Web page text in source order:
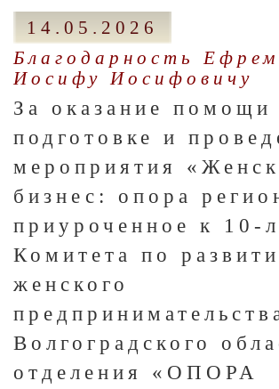
14.05.2026
Благодарность
Иосифу Иосифовичу
За оказание помощи
подготовке и
мероприятия
бизнес: опора
приуроченное к 10-
Комитета по
женского
Волгоградского
отделения «ОПОРА